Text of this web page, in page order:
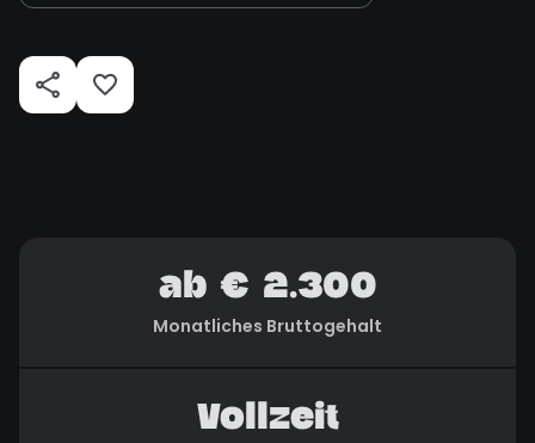
ab € 2.300
Monatliches Bruttogehalt
Vollzeit